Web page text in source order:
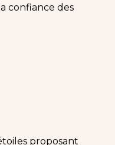
confiance des
proposant